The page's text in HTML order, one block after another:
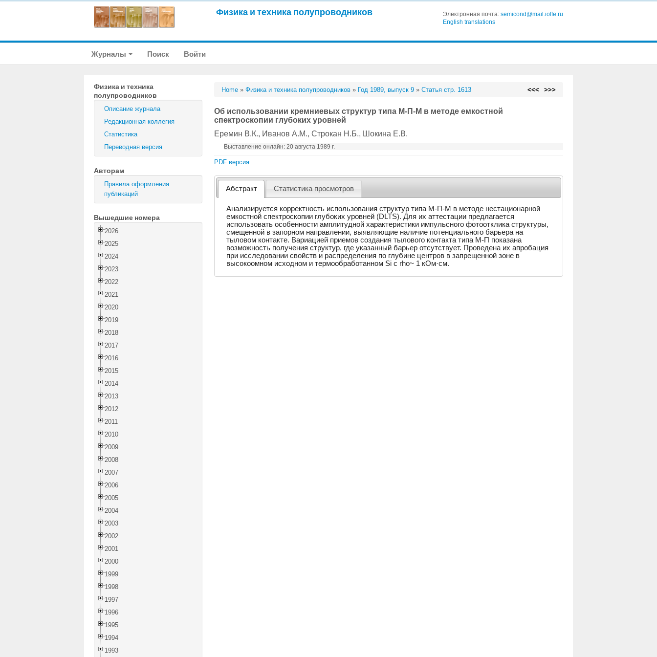
Физика и техника полупроводников Электронная почта: semicond@mail.ioffe.ru
English translations
Журналы Поиск Войти
Физика и техника
полупроводников
Описание журнала
Редакционная коллегия
Статистика
Переводная версия
Авторам
Правила оформления
публикаций
Вышедшие номера
2026
2025
2024
2023
2022
2021
2020
2019
2018
2017
2016
2015
2014
2013
2012
2011
2010
2009
2008
2007
2006
2005
2004
2003
2002
2001
2000
1999
1998
1997
1996
1995
1994
1993
Home »Физика и техника полупроводников » Год 1989, выпуск 9 »Статья стр. 1613 <<< >>>
Об использовании кремниевых структур типа М-П-М в методе емкостной
спектроскопии глубоких уровней
Еремин В.К., Иванов А.М., Строкан Н.Б., Шокина Е.В.
Выставление онлайн: 20 августа 1989 г.
PDF версия
Абстракт Статистика просмотров
Анализируется корректность использования структур типа М-П-М в методе нестационарной
емкостной спектроскопии глубоких уровней (DLTS). Для их аттестации предлагается
использовать особенности амплитудной характеристики импульсного фотоотклика структуры,
смещенной в запорном направлении, выявляющие наличие потенциального барьера на
тыловом контакте. Вариацией приемов создания тылового контакта типа М-П показана
возможность получения структур, где указанный барьер отсутствует. Проведена их апробация
при исследовании свойств и распределения по глубине центров в запрещенной зоне в
высокоомном исходном и термообработанном Si с rho~ 1 кОм·см.